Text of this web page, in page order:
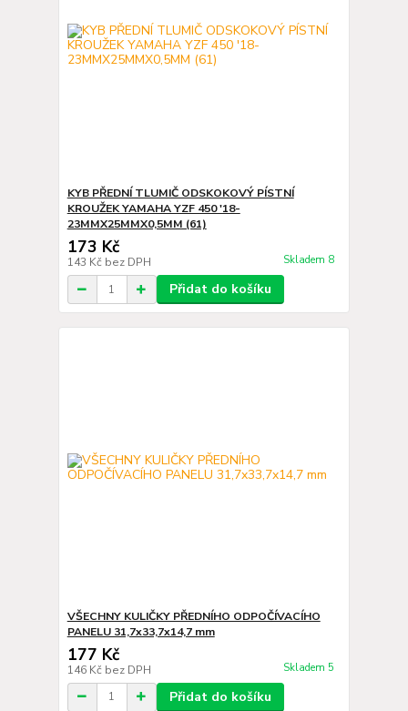
KYB PŘEDNÍ TLUMIČ ODSKOKOVÝ PÍSTNÍ
KROUŽEK YAMAHA YZF 450 '18-
23MMX25MMX0,5MM (61)
173 Kč
143 Kč bez DPH Skladem 8
Přidat do košíku
VŠECHNY KULIČKY PŘEDNÍHO ODPOČÍVACÍHO
PANELU 31,7x33,7x14,7 mm
177 Kč
146 Kč bez DPH Skladem 5
Přidat do košíku